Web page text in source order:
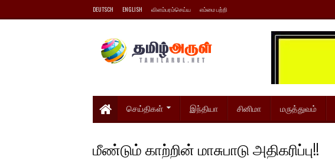
DEUTSCH ENGLISH விளம்பரம்செய்ய எம்மை பற்றி
செய்திகள் இந்தியா சினிமா மருத்துவம்
மீண்டும் காற்றின் மாசுபாடு அதிகரிப்பு!!